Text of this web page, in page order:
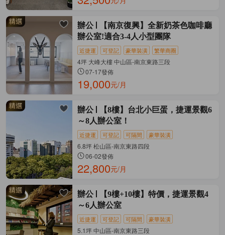
辦公
【南京復興】全新奶茶色咖啡廳
辦公室!適合3-4人小型團隊
近捷運 可登記 豪華裝潢 繁華商圈
4坪 大峰大樓 中山區-南京東路三段
07-17發佈
19,000元/月
辦公
【8樓】台北小巨蛋，捷運景觀6
～8人辦公室！
近捷運 可登記 可隔間 豪華裝潢
6.8坪 松山區-南京東路四段
06-02發佈
22,800元/月
辦公
【9樓+10樓】特價，捷運景觀4
～6人辦公室
近捷運 可登記 可隔間 豪華裝潢
5.1坪 中山區-南京東路三段